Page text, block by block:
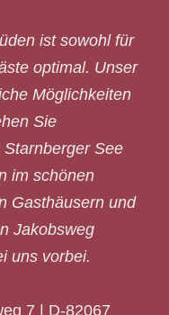
ist sowohl für
optimal. Unser
Möglichkeiten
Sie
See
im schönen
Gasthäusern und
Jakobsweg
uns vorbei.
7 | D-82067